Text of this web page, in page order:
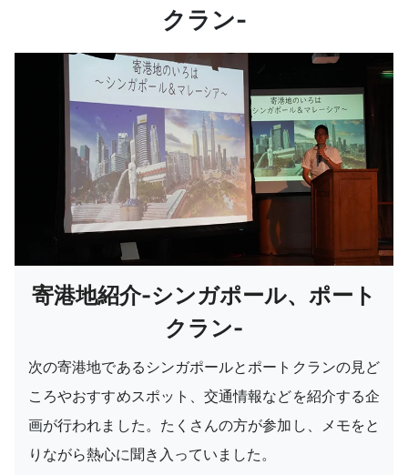
クラン-
寄港地紹介-シンガポール、ポート
クラン-
次の寄港地であるシンガポールとポートクランの見ど
ころやおすすめスポット、交通情報などを紹介する企
画が行われました。たくさんの方が参加し、メモをと
りながら熱心に聞き入っていました。